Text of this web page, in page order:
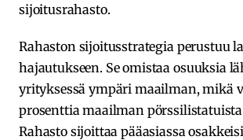
sijoitusrahasto.
Rahaston sijoitusstrategia perustuu
hajautukseen. Se omistaa osuuksia
yrityksessä ympäri maailman, mikä
prosenttia maailman
Rahasto sijoittaa pääasiassa